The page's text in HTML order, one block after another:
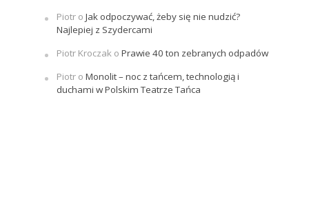
Piotro Jak odpoczywać, żeby się nie nudzić?
Najlepiej z Szydercami
Piotr Kroczako Prawie 40 ton zebranych odpadów
Piotro Monolit – noc z tańcem, technologią i
duchami w Polskim Teatrze Tańca